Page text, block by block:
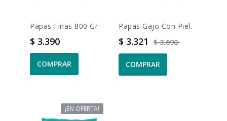
Papas Finas 800 Gr
Precio
$ 3.390
COMPRAR
Papas Gajo Con Piel.
Precio
$ 3.321 Precio base
$ 3.690
COMPRAR
¡EN OFERTA!